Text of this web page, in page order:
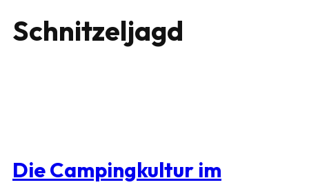
Schnitzeljagd
Die Campingkultur im